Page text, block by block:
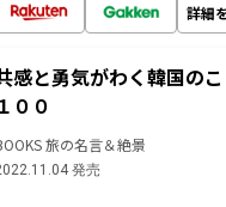
詳細
感と勇気がわく韓国の
００
旅の名言＆絶景
発売